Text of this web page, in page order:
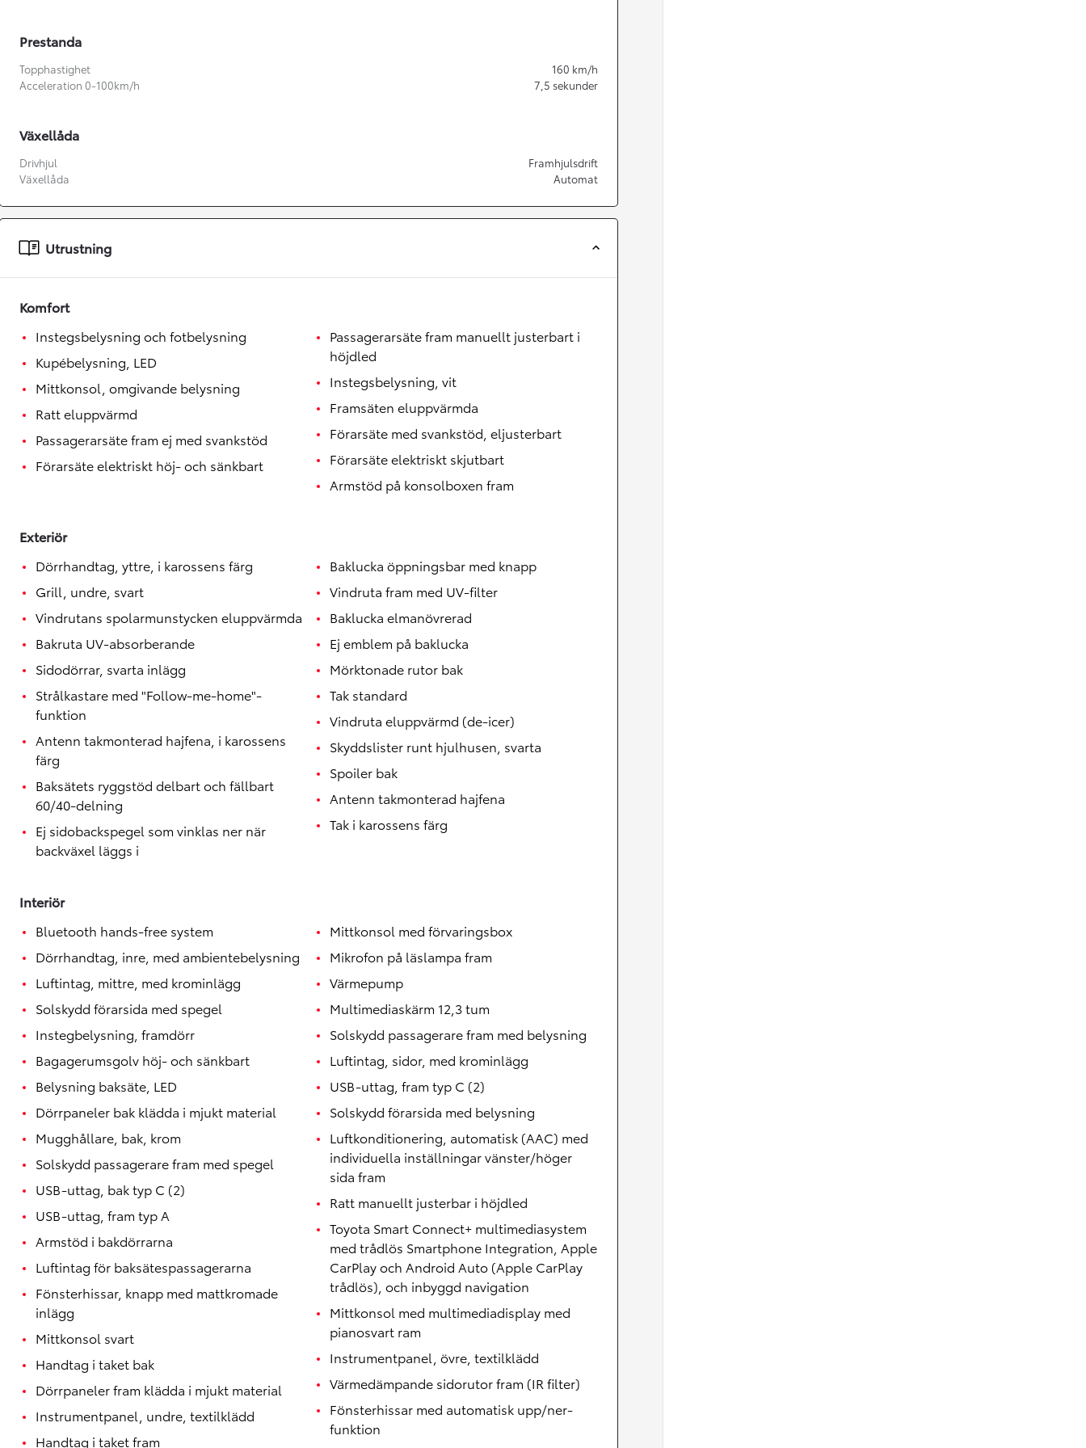
Toyota GR Supra
Prestanda
Topphastighet 160 km/h
Acceleration 0-100km/h
7,5 sekunder
Växellåda
Drivhjul
Framhjulsdrift
Växellåda
Automat
Utrustning
Komfort
Instegsbelysning och fotbelysning
Kupébelysning, LED
Mittkonsol, omgivande belysning
Ratt eluppvärmd
Passagerarsäte fram ej med svankstöd
Förarsäte elektriskt höj- och sänkbart
Passagerarsäte fram manuellt justerbart i
höjdled
Instegsbelysning, vit
Framsäten eluppvärmda
Förarsäte med svankstöd, eljusterbart
Förarsäte elektriskt skjutbart
Armstöd på konsolboxen fram
Exteriör
Dörrhandtag, yttre, i karossens färg
Grill, undre, svart
Vindrutans spolarmunstycken eluppvärmda
Bakruta UV-absorberande
Sidodörrar, svarta inlägg
Strålkastare med "Follow-me-home"-
funktion
Antenn takmonterad hajfena, i karossens
färg
Baksätets ryggstöd delbart och fällbart
60/40-delning
Ej sidobackspegel som vinklas ner när
backväxel läggs i
Baklucka öppningsbar med knapp
Vindruta fram med UV-filter
Baklucka elmanövrerad
Ej emblem på baklucka
Mörktonade rutor bak
Tak standard
Vindruta eluppvärmd (de-icer)
Skyddslister runt hjulhusen, svarta
Spoiler bak
Antenn takmonterad hajfena
Tak i karossens färg
Interiör
Bluetooth hands-free system
Dörrhandtag, inre, med ambientebelysning
Luftintag, mittre, med krominlägg
Solskydd förarsida med spegel
Instegbelysning, framdörr
Bagagerumsgolv höj- och sänkbart
Belysning baksäte, LED
Dörrpaneler bak klädda i mjukt material
Mugghållare, bak, krom
Solskydd passagerare fram med spegel
USB-uttag, bak typ C (2)
USB-uttag, fram typ A
Armstöd i bakdörrarna
Luftintag för baksätespassagerarna
Fönsterhissar, knapp med mattkromade
inlägg
Mittkonsol svart
Handtag i taket bak
Dörrpaneler fram klädda i mjukt material
Instrumentpanel, undre, textilklädd
Handtag i taket fram
Mittkonsol med förvaringsbox
Mikrofon på läslampa fram
Värmepump
Multimediaskärm 12,3 tum
Solskydd passagerare fram med belysning
Luftintag, sidor, med krominlägg
USB-uttag, fram typ C (2)
Solskydd förarsida med belysning
Luftkonditionering, automatisk (AAC) med
individuella inställningar vänster/höger
sida fram
Ratt manuellt justerbar i höjdled
Toyota Smart Connect+ multimediasystem
med trådlös Smartphone Integration, Apple
CarPlay och Android Auto (Apple CarPlay
trådlös), och inbyggd navigation
Mittkonsol med multimediadisplay med
pianosvart ram
Instrumentpanel, övre, textilklädd
Värmedämpande sidorutor fram (IR filter)
Fönsterhissar med automatisk upp/ner-
funktion